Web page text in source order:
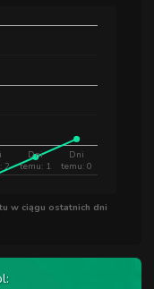
2
temu: 1
Dni
temu: 0
Dni
w ciągu ostatnich dni